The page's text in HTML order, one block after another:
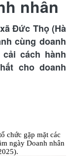
nhân
Đức Thọ (Hà
cùng doanh
cách hành
cho doanh
chức gặp mặt các
ngày Doanh nhân